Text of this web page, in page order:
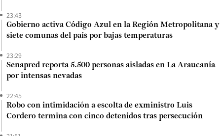
23:43
Gobierno activa Código Azul en la Región Metropolitana y
siete comunas del país por bajas temperaturas
23:29
Senapred reporta 5.500 personas aisladas en La Araucanía
por intensas nevadas
22:45
Robo con intimidación a escolta de exministro Luis
Cordero termina con cinco detenidos tras persecución